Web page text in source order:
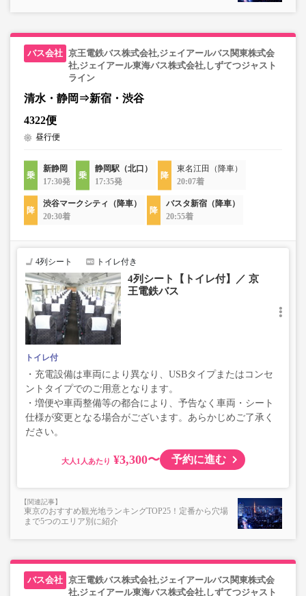
京王電鉄バス株式会社,ジェイアールバス関東株式会
社,ジェイアール東海バス株式会社,しずてつジャスト
ライン
清水・静岡⇒新宿・渋谷
4322便
昼行便
新静岡
17:30発
静岡駅（北口）
17:35発
東名江田（降車）
20:07着
渋谷マークシティ（降車）
20:30着
バスタ新宿（降車）
20:55着
4列シート トイレ付き
4列シート【トイレ付】／ 京
王電鉄バス
トイレ付
・充電設備は車両により異なり、USBタイプまたはコンセ
ントタイプでのご用意となります。
・増便や車両整備等の都合により、予告なく車両・シート
仕様が変更となる場合がございます。あらかじめご了承く
ださい。
大人 ¥3,300〜 予約に進む
東京のおすすめ観光地ランキングTOP25！定番から穴場
まで5つのエリア別に紹介
京王電鉄バス株式会社,ジェイアールバス関東株式会
社,ジェイアール東海バス株式会社,しずてつジャスト